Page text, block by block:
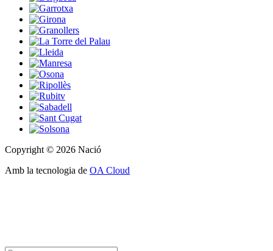
Copyright © 2026 Nació
Amb la tecnologia de OA Cloud